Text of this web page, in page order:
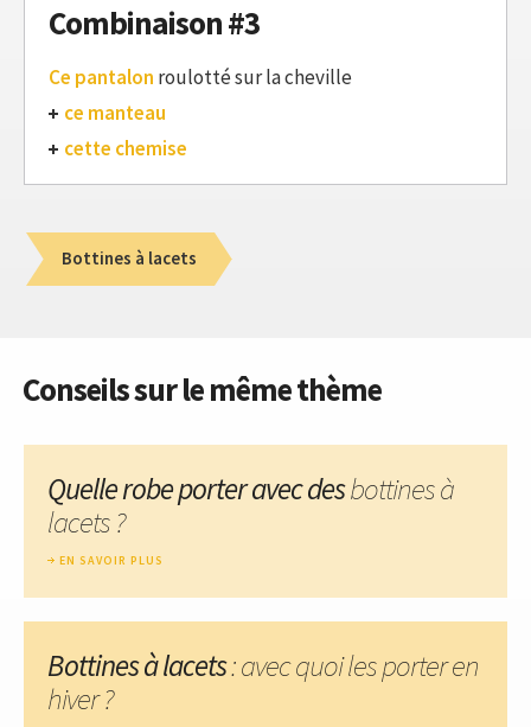
Combinaison #3
Ce pantalon roulotté sur la cheville
ce manteau
cette chemise
Bottines à lacets
Conseils sur le même thème
Quelle robe porter avec desbottines à
lacets ?
EN SAVOIR PLUS
Bottines à lacets: avec quoi les porter en
hiver ?